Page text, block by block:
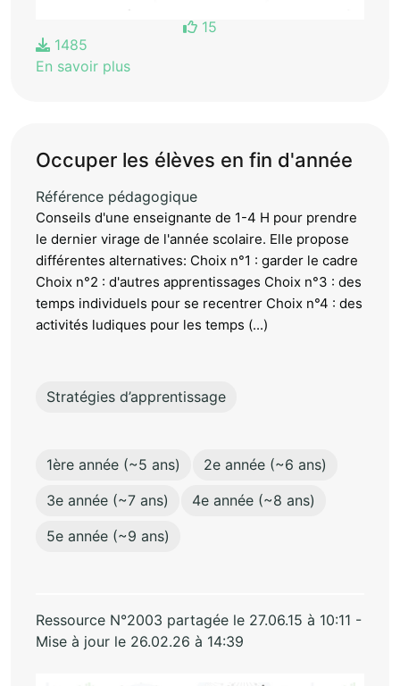
15
1485
En savoir plus
Occuper les élèves en fin d'année
Référence pédagogique
Conseils d'une enseignante de 1-4 H pour prendre
le dernier virage de l'année scolaire. Elle propose
différentes alternatives: Choix n°1 : garder le cadre
Choix n°2 : d'autres apprentissages Choix n°3 : des
temps individuels pour se recentrer Choix n°4 : des
activités ludiques pour les temps (...)
Stratégies d’apprentissage
1ère année (~5 ans)
2e année (~6 ans)
3e année (~7 ans)
4e année (~8 ans)
5e année (~9 ans)
Ressource N°2003 partagée le 27.06.15 à 10:11 -
Mise à jour le 26.02.26 à 14:39